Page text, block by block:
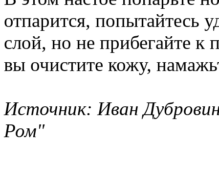
отпарится, попытайтесь
слой, но не прибегайте к
вы очистите кожу,
Источник: Иван
Ром"